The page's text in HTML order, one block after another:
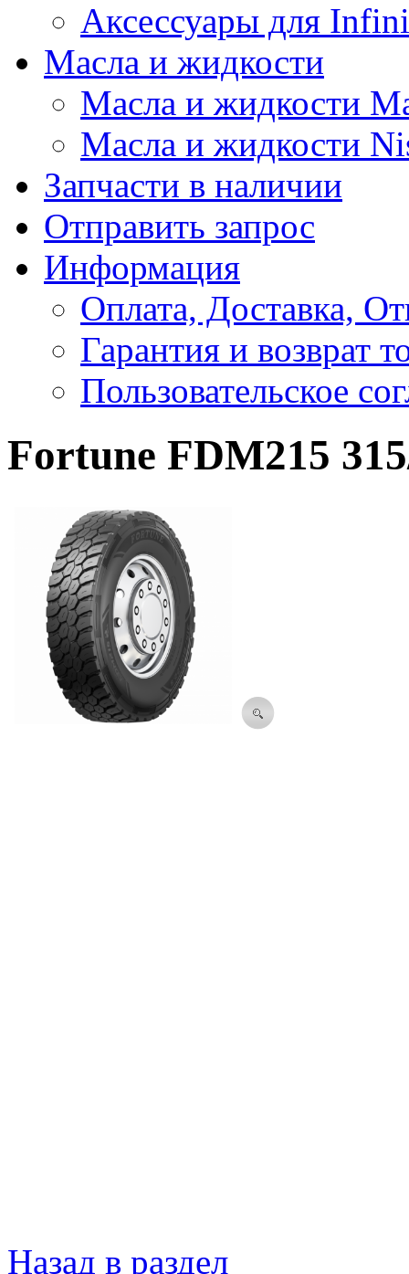
Аксессуары для
Масла и жидкости
Масла и жидкости
Масла и жидкости
Запчасти в наличии
Отправить запрос
Информация
Оплата, Доставка,
Гарантия и возврат
Пользовательское
Fortune FDM215
Назад в раздел